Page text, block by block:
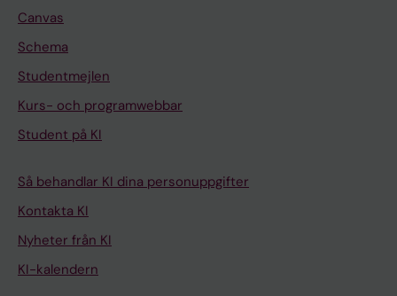
Canvas
Schema
Studentmejlen
Kurs- och programwebbar
Student på KI
Så behandlar KI dina personuppgifter
Kontakta KI
Nyheter från KI
KI-kalendern